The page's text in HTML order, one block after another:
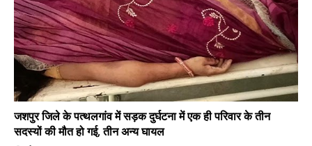
जशपुर जिले के पत्थलगांव में सड़क दुर्घटना में एक ही परिवार के तीन
सदस्यों की मौत हो गई, तीन अन्य घायल